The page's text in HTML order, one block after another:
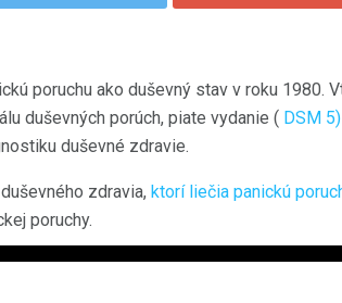
poruchu ako duševný stav v roku 1980.
duševných porúch, piate vydanie ( DSM 5)
duševné zdravie.
zdravia, ktorí liečia panickú
poruchy.